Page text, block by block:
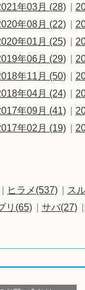
年03月 (28)
年08月 (22)
年01月 (25)
年06月 (29)
年11月 (50)
年04月 (24)
年09月 (41)
年02月 (19)
ヒラメ(537) ス
リ(65) サバ(27)